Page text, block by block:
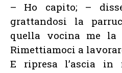
– Ho capito; –
grattandosi la
quella vocina me la
Rimettiamoci a
E ripresa l’ascia